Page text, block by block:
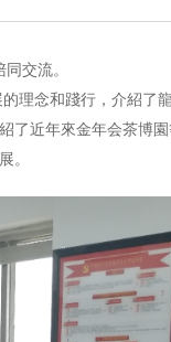
交流。
理念和踐行，介紹了
了近年來金年会茶博
。